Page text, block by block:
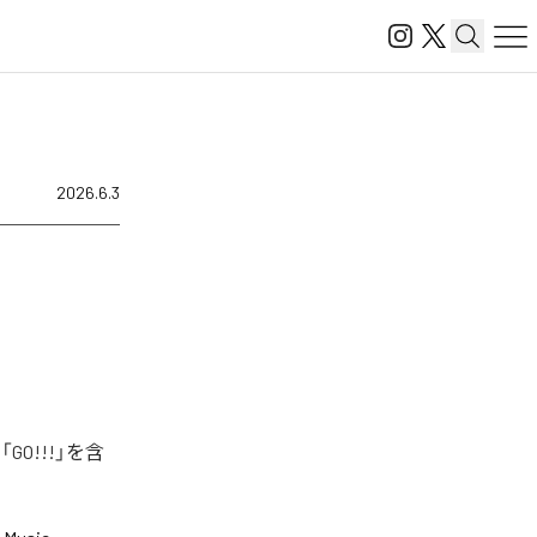
2026.6.3
」を含